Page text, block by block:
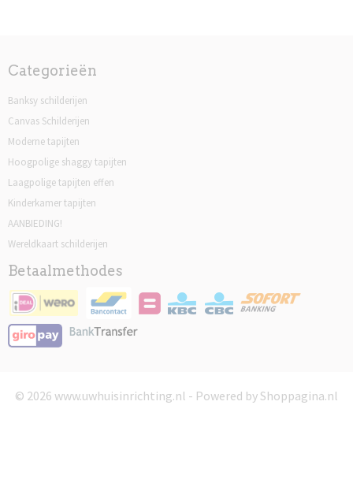
Categorieën
Banksy schilderijen
Canvas Schilderijen
Moderne tapijten
Hoogpolige shaggy tapijten
Laagpolige tapijten effen
Kinderkamer tapijten
AANBIEDING!
Wereldkaart schilderijen
Betaalmethodes
© 2026 www.uwhuisinrichting.nl - Powered by Shoppagina.nl